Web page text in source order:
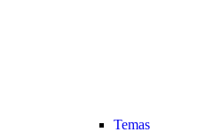
Temas